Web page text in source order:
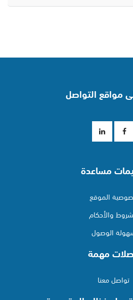
مواقع التواصل
مساعدة
الموقع
والأحكام
الوصول
مهمة
تواصل معنا